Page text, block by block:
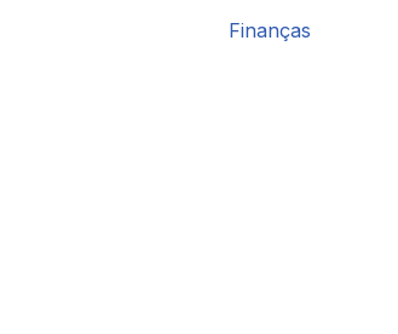
Finanças